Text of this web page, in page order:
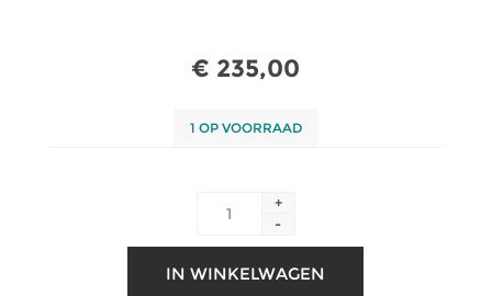
€ 235,00
1 OP VOORRAAD
+
-